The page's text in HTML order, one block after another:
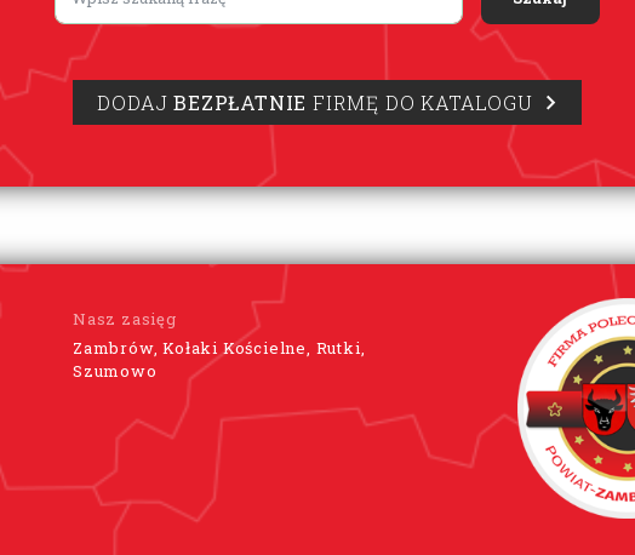
DODAJBEZPŁATNIE FIRMĘ DO KATALOGU
Nasz zasięg
Zambrów, Kołaki Kościelne, Rutki,
Szumowo